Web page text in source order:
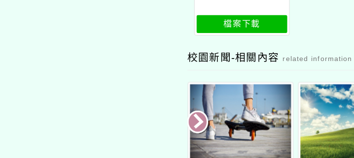
檔案下載
校園新聞-相關內容 related information